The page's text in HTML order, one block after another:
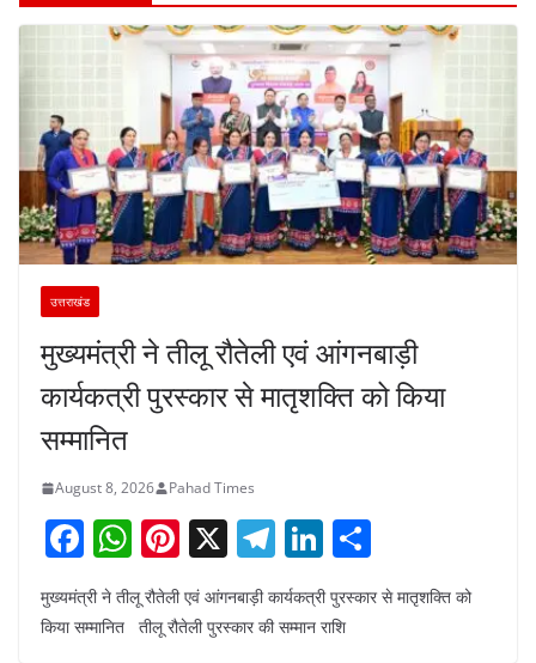
उत्तराखंड
मुख्यमंत्री ने तीलू रौतेली एवं आंगनबाड़ी
कार्यकत्री पुरस्कार से मातृशक्ति को किया
सम्मानित
August 8, 2026 Pahad Times
F
a
c
W
h
at
Pi
nt
er
X T
el
e
Li
n
k
h
ar
मुख्यमंत्री ने तीलू रौतेली एवं आंगनबाड़ी कार्यकत्री पुरस्कार से मातृशक्ति को
किया सम्मानित तीलू रौतेली पुरस्कार की सम्मान राशि